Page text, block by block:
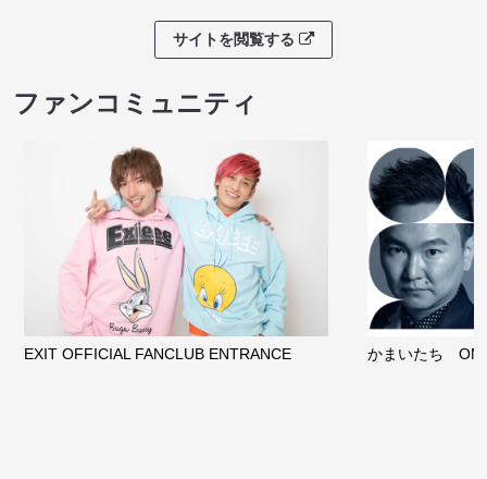
サイトを閲覧する
ファンコミュニティ
EXIT OFFICIAL FANCLUB ENTRANCE かまいたち